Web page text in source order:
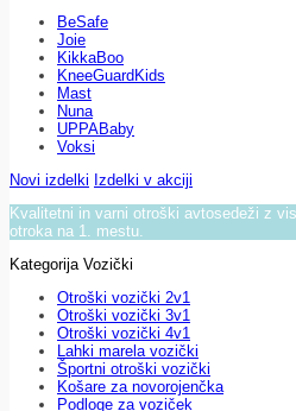
BeSafe
Joie
KikkaBoo
KneeGuardKids
Mast
Nuna
UPPABaby
Voksi
Novi izdelki Izdelki v akciji
Kvalitetni in varni otroški avtosedeži z
otroka na 1. mestu.
Kategorija Vozički
Otroški vozički 2v1
Otroški vozički 3v1
Otroški vozički 4v1
Lahki marela vozički
Športni otroški vozički
Košare za novorojenčka
Podloge za voziček